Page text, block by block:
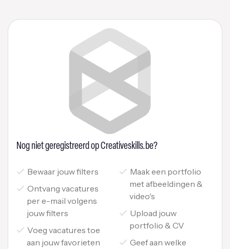
Nog niet geregistreerd op Creativeskills.be?
Bewaar jouw filters
Ontvang vacatures
per e-mail volgens
jouw filters
Voeg vacatures toe
aan jouw favorieten
Maak een portfolio
met afbeeldingen &
video's
Upload jouw
portfolio & CV
Geef aan welke